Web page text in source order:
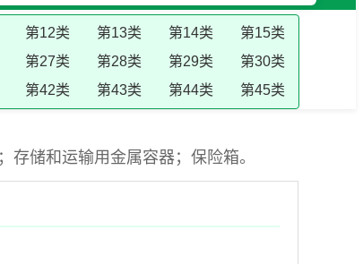
第12类 第13类 第14类
第15类
第27类 第28类 第29类
第30类
第42类 第43类 第44类 第45类
储和运输用金属容器；保险箱。